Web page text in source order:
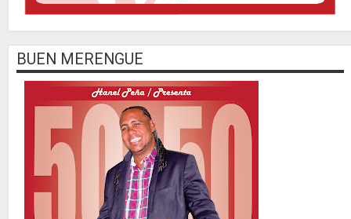
BUEN MERENGUE